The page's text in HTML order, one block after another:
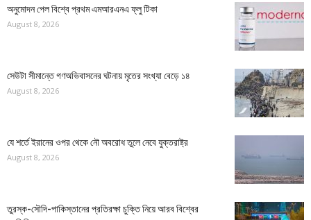
অনুমোদন পেল বিশ্বে প্রথম এমআরএনএ ফ্লু টিকা
August 8, 2026
সেউটা সীমান্তে গণঅভিবাসনের ঘটনায় মৃতের সংখ্যা বেড়ে ১৪
August 8, 2026
যে শর্তে ইরানের ওপর থেকে নৌ অবরোধ তুলে নেবে যুক্তরাষ্ট্র
August 8, 2026
তুরস্ক-সৌদি-পাকিস্তানের প্রতিরক্ষা চুক্তি নিয়ে আরব বিশ্বের